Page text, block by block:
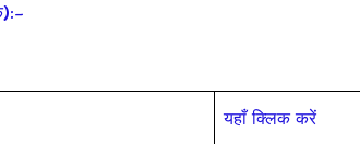
यहाँ क्लिक करें